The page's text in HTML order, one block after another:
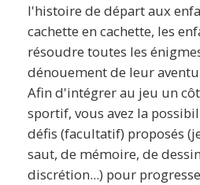
l'histoire de départ aux
cachette en cachette, les
résoudre toutes les
dénouement de leur
Afin d'intégrer au jeu un
sportif, vous avez la
défis (facultatif) proposés
saut, de mémoire, de
discrétion...) pour